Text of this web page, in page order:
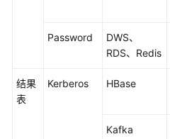
置
数
Password
DWS、
RDS、Redis
结果
表
Kerberos HBase
Kafka